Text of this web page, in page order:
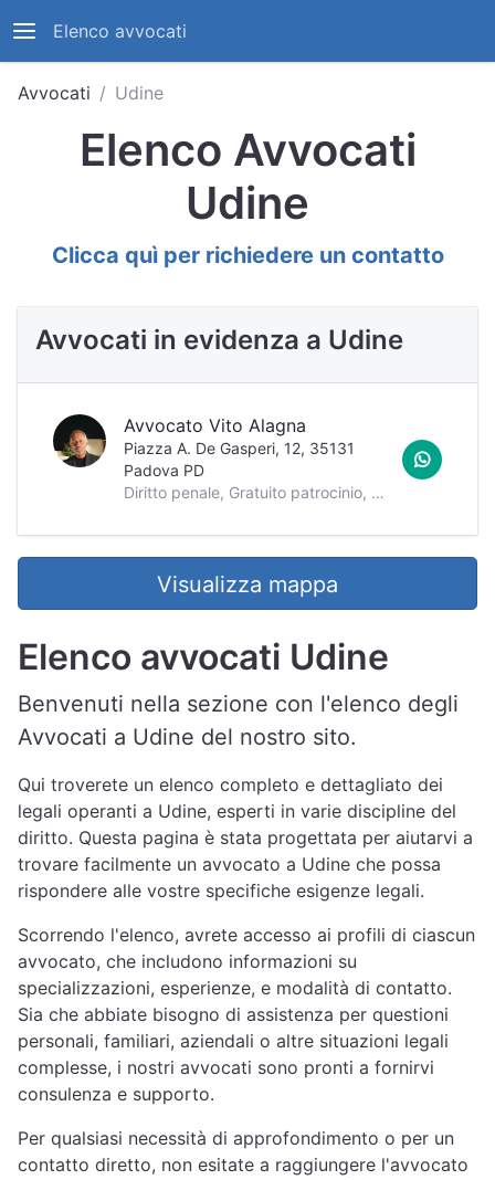
Elenco avvocati
Avvocati Udine
Elenco Avvocati
Udine
Clicca quì per richiedere un contatto
Avvocati in evidenza a Udine
Avvocato Vito Alagna
Piazza A. De Gasperi, 12, 35131
Padova PD
Diritto penale, Gratuito patrocinio, Patrocinio in Cassazione
Visualizza mappa
Elenco avvocati Udine
Benvenuti nella sezione con l'elenco degli
Avvocati a Udine del nostro sito.
Qui troverete un elenco completo e dettagliato dei
legali operanti a Udine, esperti in varie discipline del
diritto. Questa pagina è stata progettata per aiutarvi a
trovare facilmente un avvocato a Udine che possa
rispondere alle vostre specifiche esigenze legali.
Scorrendo l'elenco, avrete accesso ai profili di ciascun
avvocato, che includono informazioni su
specializzazioni, esperienze, e modalità di contatto.
Sia che abbiate bisogno di assistenza per questioni
personali, familiari, aziendali o altre situazioni legali
complesse, i nostri avvocati sono pronti a fornirvi
consulenza e supporto.
Per qualsiasi necessità di approfondimento o per un
contatto diretto, non esitate a raggiungere l'avvocato